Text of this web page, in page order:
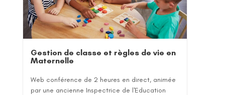
Gestion de classe et règles de vie en
Maternelle
Web conférence de 2 heures en direct, animée
par une ancienne Inspectrice de l'Education